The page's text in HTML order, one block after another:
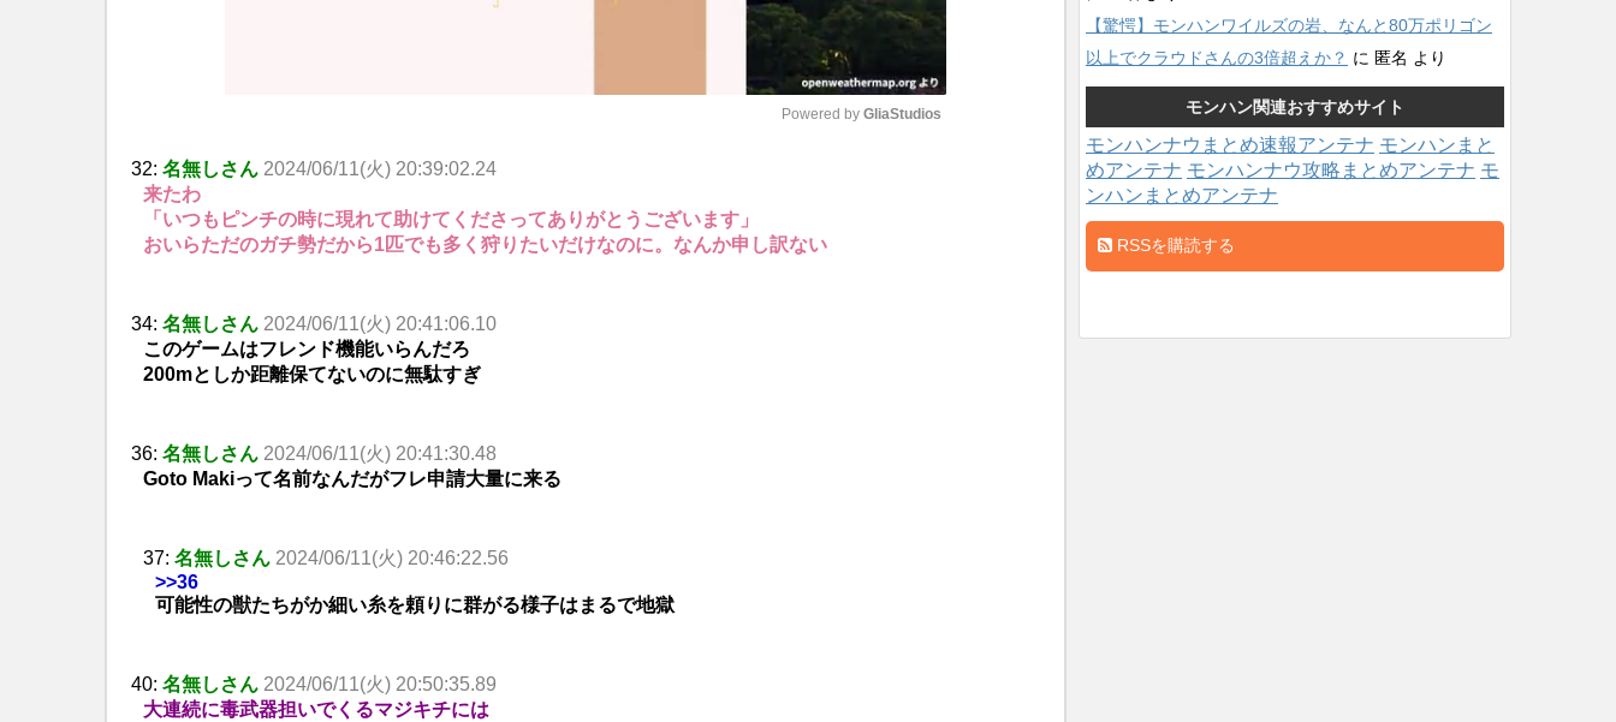
t
Powered by GliaStudios
32: 名無しさん 2024/06/11(火) 20:39:02.24
来たわ
「いつもピンチの時に現れて助けてくださってありがとうございます」
おいらただのガチ勢だから1匹でも多く狩りたいだけなのに。なんか申し訳ない
34: 名無しさん 2024/06/11(火) 20:41:06.10
このゲームはフレンド機能いらんだろ
200mとしか距離保てないのに無駄すぎ
36: 名無しさん 2024/06/11(火) 20:41:30.48
Goto Makiって名前なんだがフレ申請大量に来る
37: 名無しさん 2024/06/11(火) 20:46:22.56
>>36
可能性の獣たちがか細い糸を頼りに群がる様子はまるで地獄
40: 名無しさん 2024/06/11(火) 20:50:35.89
大連続に毒武器担いでくるマジキチには
【驚愕】モンハンワイルズの岩、なんと80万ポリゴン
以上でクラウドさんの3倍超えか？ に 匿名 より
モンハン関連おすすめサイト
モンハンナウまとめ速報アンテナ モンハンまと
めアンテナ モンハンナウ攻略まとめアンテナ モ
ンハンまとめアンテナ
RSSを購読する